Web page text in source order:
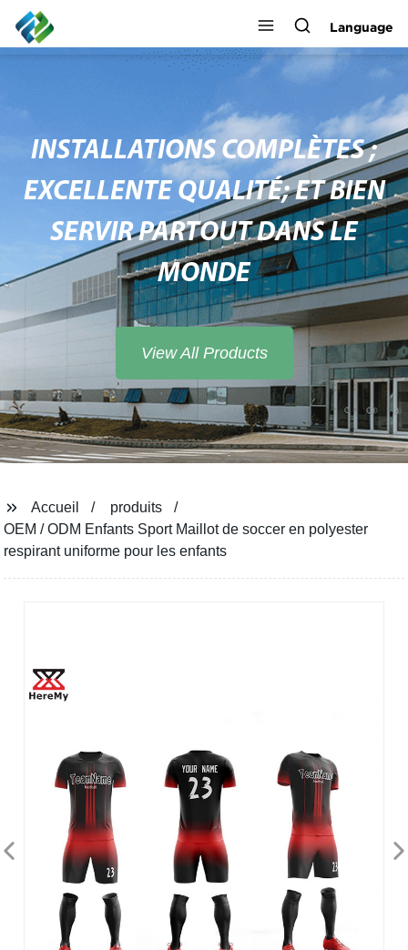
Language
INSTALLATIONS COMPLÈTES ;
EXCELLENTE QUALITÉ; ET BIEN
SERVIR PARTOUT DANS LE
MONDE
View All Products
Accueil
produits
OEM / ODM Enfants Sport Maillot de soccer en polyester
respirant uniforme pour les enfants